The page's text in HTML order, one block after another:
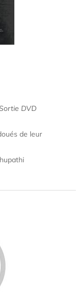
DVD
de leur